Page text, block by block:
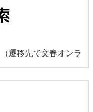
（遷移先で文春オンラ